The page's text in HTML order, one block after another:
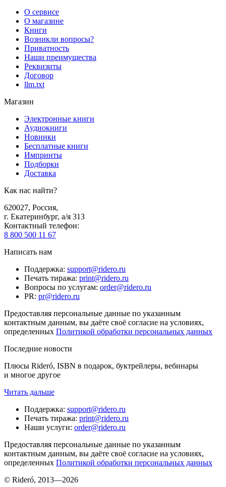
О сервисе
О магазине
Книги
Возникли вопросы?
Приватность
Наши преимущества
Реквизиты
Договор
llm.txt
Магазин
Электронные книги
Аудиокниги
Новинки
Бесплатные книги
Импринты
Подборки
Доставка
Как нас найти?
620027, Россия,
г. Екатеринбург, а/я 313
Контактный телефон:
8 800 500 11 67
Написать нам
Поддержка: support@ridero.ru
Печать тиража: print@ridero.ru
Вопросы по услугам: order@ridero.ru
PR: pr@ridero.ru
Предоставляя персональные данные по указанным
контактным данным, вы даёте своё согласие на условиях,
определенных Политикой обработки персональных данных
Последние новости
Плюсы Rideró, ISBN в подарок, буктрейлеры, вебинары
и многое другое
Читать дальше
Поддержка: support@ridero.ru
Печать тиража: print@ridero.ru
Наши услуги: order@ridero.ru
Предоставляя персональные данные по указанным
контактным данным, вы даёте своё согласие на условиях,
определенных Политикой обработки персональных данных
© Rideró, 2013—2026